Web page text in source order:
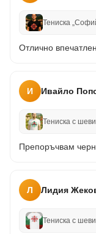
Тениска
Отлично
И Ивайло
Тениска с
Препоръчвам
Л Лидия
Тениска с